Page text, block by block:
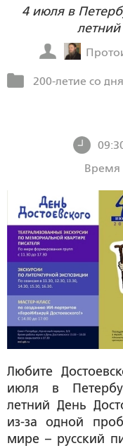
4 июля в
летний
200-летие со
Время
Любите
июля в
летний День
из-за одной
мире – русский